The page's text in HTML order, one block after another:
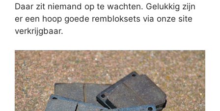
Daar zit niemand op te wachten. Gelukkig zijn
er een hoop goede rembloksets via onze site
verkrijgbaar.